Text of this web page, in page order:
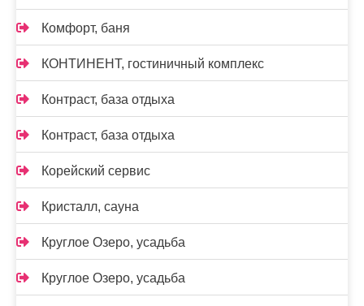
Комфорт, баня
КОНТИНЕНТ, гостиничный комплекс
Контраст, база отдыха
Контраст, база отдыха
Корейский сервис
Кристалл, сауна
Круглое Озеро, усадьба
Круглое Озеро, усадьба